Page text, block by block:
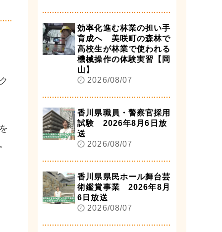
効率化進む林業の担い手
育成へ 美咲町の森林で
高校生が林業で使われる
機械操作の体験実習【岡
山】
2026/08/07
香川県職員・警察官採用
試験 2026年8月6日放
送
2026/08/07
香川県県民ホール舞台芸
術鑑賞事業 2026年8月
6日放送
2026/08/07